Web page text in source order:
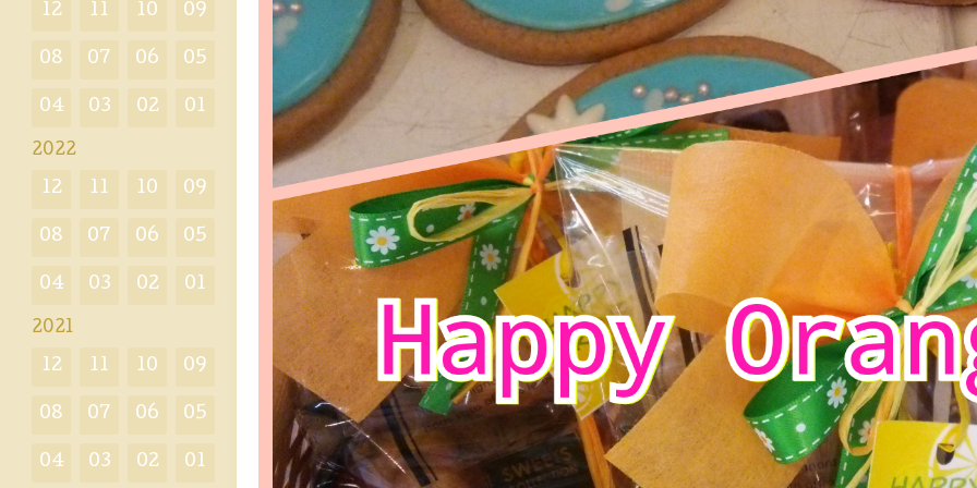
12 11 10 09
08 07 06 05
04 03 02 01
2022
12 11 10 09
08 07 06 05
04 03 02 01
2021
12 11 10 09
08 07 06 05
04 03 02 01